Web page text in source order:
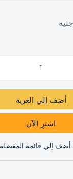
جنيه
أضف إلي العربة
اشترِ الآن
أضف إلي قائمة المفضلة